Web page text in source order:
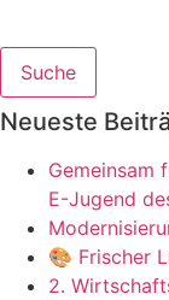
Suche
Neueste
Gemeinsam
E-Jugend
🎨 Frischer
2.